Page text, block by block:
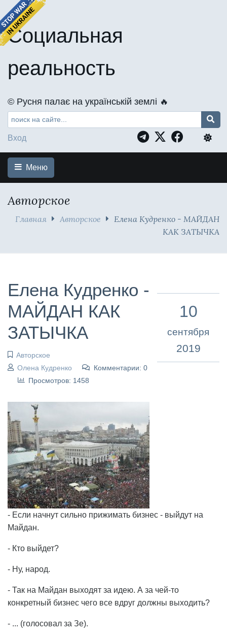
Социальная
реальность
©️ Русня палає на українській землі 🔥
Вход
Меню
Авторское
Главная Авторское
Елена Кудренко - МАЙДАН
КАК ЗАТЫЧКА
Елена Кудренко -
МАЙДАН КАК
ЗАТЫЧКА
Авторское
Олена Кудренко
Комментарии: 0
Просмотров: 1458
10
сентября
2019
- Если начнут сильно прижимать бизнес - выйдут на
Майдан.
- Кто выйдет?
- Ну, народ.
- Так на Майдан выходят за идею. А за чей-то
конкретный бизнес чего все вдруг должны выходить?
- ... (голосовал за Зе).